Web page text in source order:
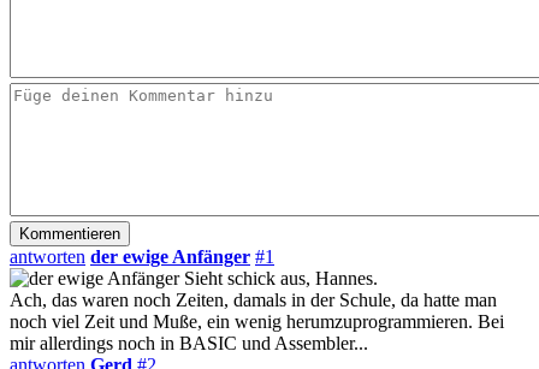
antworten der ewige Anfänger #1
Sieht schick aus, Hannes.
Ach, das waren noch Zeiten, damals in der Schule, da hatte man
noch viel Zeit und Muße, ein wenig herumzuprogrammieren. Bei
mir allerdings noch in BASIC und Assembler...